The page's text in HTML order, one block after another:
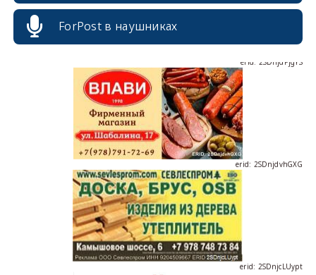
ForPost в наушниках
erid: 2SDnjdvhGXG
erid: 2SDnjcLUypt